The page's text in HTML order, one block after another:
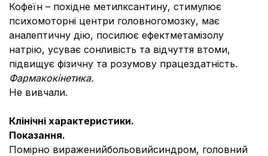
Кофеїн – похідне метилксантину, стимулює
психомоторні центри головногомозку, має
аналептичну дію, посилює ефектметамізолу
натрію, усуває сонливість та відчуття втоми,
підвищує фізичну та розумову працездатність.
Фармакокінетика.
Не вивчали.
Клінічні характеристики.
Показання.
Помірно вираженийбольовийсиндром, головний